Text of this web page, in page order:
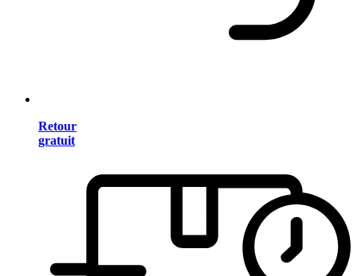
Retour
gratuit